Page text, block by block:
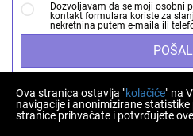
Dozvoljavam da se moji osobni
kontakt formulara koriste za
nekretnina putem e-maila ili
Ova stranica ostavlja "kolačiće" na
navigacije i anonimizirane
stranice prihvaćate i potvrđujete